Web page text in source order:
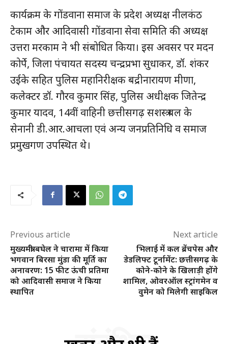
कार्यक्रम के गोंडवाना समाज के प्रदेश अध्यक्ष नीलकंठ
टेकाम और आदिवासी गोंडवाना सेवा समिति की अध्यक्ष
उत्तरा मरकाम ने भी संबोधित किया। इस अवसर पर मदन
कोर्पे, जिला पंचायत सदस्य चन्द्रप्रभा सुधाकर, डॉ. शंकर
उईके सहित पुलिस महानिरीक्षक बद्रीनारायण मीणा,
कलेक्टर डॉ. गौरव कुमार सिंह, पुलिस अधीक्षक जितेन्द्र
कुमार यादव, 14वीं वाहिनी छत्तीसगढ़ सशस्त्र बल के
सेनानी डी.आर.आचला एवं अन्य जनप्रतिनिधि व समाज
प्रमुखगण उपस्थित थे।
Previous article
मुख्यमंत्री बघेल ने चारामा में किया
भगवान बिरसा मुंडा की मूर्ति का
अनावरण: 15 फीट ऊंची प्रतिमा
को आदिवासी समाज ने किया
स्थापित
Next article
भिलाई में कल ब्रेंचपेस और
डेडलिफ्ट टूर्नामेंट: छत्तीसगढ़ के
कोने-कोने के खिलाड़ी होंगे
शामिल, ओवरऑल स्ट्रांगमेन व
वुमेन को मिलेगी साइकिल